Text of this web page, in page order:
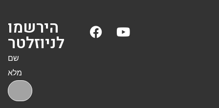
הירשמו
לניוזלטר
שם
מלא